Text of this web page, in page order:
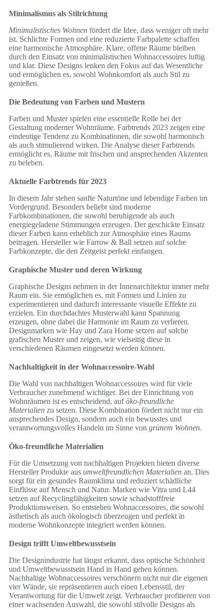
Minimalismus als Stilrichtung
Minimalistisches Wohnen fördert die Idee, dass weniger oft mehr
ist. Schlichte Formen und eine reduzierte Farbpalette schaffen
eine harmonische Atmosphäre. Klare, offene Räume bleiben
durch den Einsatz von minimalistischen Wohnaccessoires luftig
und klar. Diese Designs lenken den Fokus auf das Wesentliche
und ermöglichen es, sowohl Wohnkomfort als auch Stil zu
genießen.
Die Bedeutung von Farben und Mustern
Farben und Muster spielen eine essentielle Rolle bei der
Gestaltung moderner Wohnräume. Farbtrends 2023 zeigen eine
eindeutige Tendenz zu Kombinationen, die sowohl harmonisch
als auch stimulierend wirken. Die Analyse dieser Farbtrends
ermöglicht es, Räume mit frischen und ansprechenden Akzenten
zu beleben.
Aktuelle Farbtrends für 2023
In diesem Jahr stehen sanfte Naturtöne und lebendige Farben im
Vordergrund. Besonders beliebt sind moderne
Farbkombinationen, die sowohl beruhigende als auch
energiegeladene Stimmungen erzeugen. Der geschickte Einsatz
dieser Farben kann erheblich zur Atmosphäre eines Raums
beitragen. Hersteller wie Farrow & Ball setzen auf solche
Farbkonzepte, die den Zeitgeist perfekt einfangen.
Graphische Muster und deren Wirkung
Graphische Designs nehmen in der Innenarchitektur immer mehr
Raum ein. Sie ermöglichen es, mit Formen und Linien zu
experimentieren und dadurch interessante visuelle Effekte zu
erzielen. Ein durchdachtes Musterwahl kann Spannung
erzeugen, ohne dabei die Harmonie im Raum zu verlieren.
Designmarken wie Hay und Zara Home setzen auf solche
grafischen Muster und zeigen, wie vielseitig diese in
verschiedenen Räumen eingesetzt werden können.
Nachhaltigkeit in der Wohnaccessoire-Wahl
Die Wahl von nachhaltigen Wohnaccessoires wird für viele
Verbraucher zunehmend wichtiger. Bei der Einrichtung von
Wohnräumen ist es entscheidend, auföko-freundliche
Materialien zu setzen. Diese Kombination fördert nicht nur ein
ansprechendes Design, sondern auch ein bewusstes und
verantwortungsvolles Handeln im Sinne von grünem Wohnen.
Öko-freundliche Materialien
Für die Umsetzung von nachhaltigen Projekten bieten diverse
Hersteller Produkte aus umweltfreundlichen Materialien an. Dies
sorgt für ein gesundes Raumklima und reduziert schädliche
Einflüsse auf Mensch und Natur. Marken wie Vitra und L44
setzen auf Recyclingfähigkeiten sowie schadstofffreie
Produktionsweisen. So entstehen Wohnaccessoires, die sowohl
ästhetisch als auch ökologisch überzeugen und perfekt in
moderne Wohnkonzepte integriert werden können.
Design trifft Umweltbewusstsein
Die Designindustrie hat längst erkannt, dass optische Schönheit
und Umweltbewusstsein Hand in Hand gehen können.
Nachhaltige Wohnaccessoires verschönern nicht nur die eigenen
vier Wände, sie repräsentieren auch einen Lebensstil, der
Verantwortung für die Umwelt zeigt. Verbraucher profitieren von
einer wachsenden Auswahl, die sowohl stilvolle Designs als